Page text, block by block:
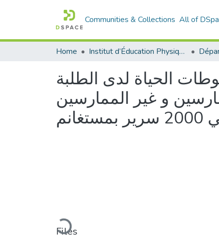
Communities & Collections All of
Home Institut d’Éducation Physique et Sportive
الحياة لدى الطلبة
و غير الممارسين
Loading...
Files